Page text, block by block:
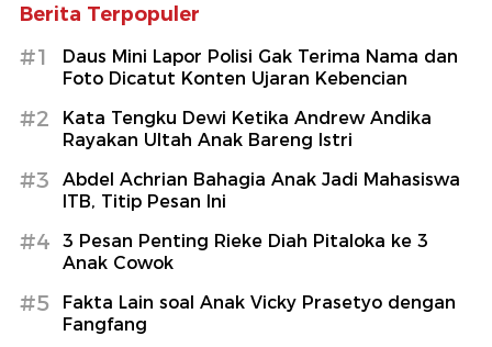
Berita Terpopuler
#1
Daus Mini Lapor Polisi Gak Terima Nama dan
Foto Dicatut Konten Ujaran Kebencian
#2
Kata Tengku Dewi Ketika Andrew Andika
Rayakan Ultah Anak Bareng Istri
#3
Abdel Achrian Bahagia Anak Jadi Mahasiswa
ITB, Titip Pesan Ini
#4
3 Pesan Penting Rieke Diah Pitaloka ke 3
Anak Cowok
#5
Fakta Lain soal Anak Vicky Prasetyo dengan
Fangfang